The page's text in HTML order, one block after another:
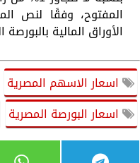
الأوراق المالية
اسعار الاسهم المصرية
اسعار البورصة المصرية